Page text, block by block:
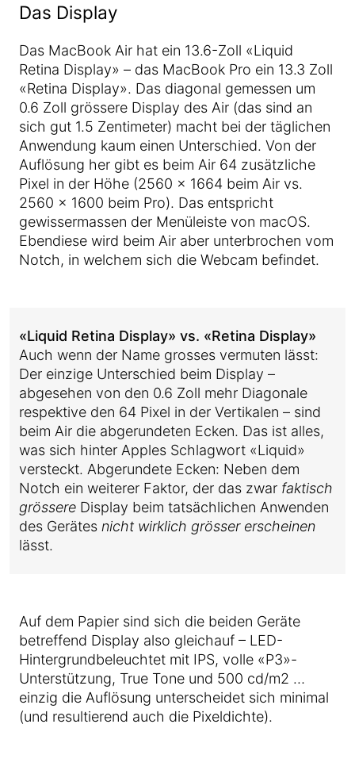
Das Display
Das MacBook Air hat ein 13.6-Zoll «Liquid
Retina Display» – das MacBook Pro ein 13.3 Zoll
«Retina Display». Das diagonal gemessen um
0.6 Zoll grössere Display des Air (das sind an
sich gut 1.5 Zentimeter) macht bei der täglichen
Anwendung kaum einen Unterschied. Von der
Auflösung her gibt es beim Air 64 zusätzliche
Pixel in der Höhe (2560 × 1664 beim Air vs.
2560 × 1600 beim Pro). Das entspricht
gewissermassen der Menüleiste von macOS.
Ebendiese wird beim Air aber unterbrochen vom
Notch, in welchem sich die Webcam befindet.
«Liquid Retina Display» vs. «Retina Display»
Auch wenn der Name grosses vermuten lässt:
Der einzige Unterschied beim Display –
abgesehen von den 0.6 Zoll mehr Diagonale
respektive den 64 Pixel in der Vertikalen – sind
beim Air die abgerundeten Ecken. Das ist alles,
was sich hinter Apples Schlagwort «Liquid»
versteckt. Abgerundete Ecken: Neben dem
Notch ein weiterer Faktor, der das zwar faktisch
grössere Display beim tatsächlichen Anwenden
des Gerätes nicht wirklich grösser erscheinen
lässt.
Auf dem Papier sind sich die beiden Geräte
betreffend Display also gleichauf – LED-
Hintergrundbeleuchtet mit IPS, volle «P3»-
Unterstützung, True Tone und 500 cd/m2 …
einzig die Auflösung unterscheidet sich minimal
(und resultierend auch die Pixeldichte).